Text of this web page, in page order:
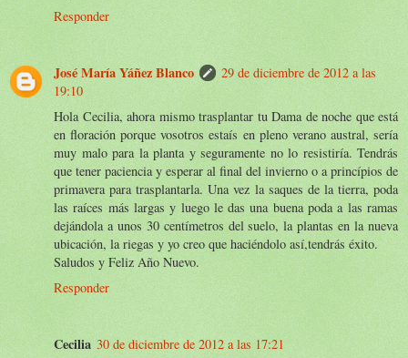
Responder
José María Yáñez Blanco
29 de diciembre de 2012 a las
19:10
Hola Cecilia, ahora mismo trasplantar tu Dama de noche que está
en floración porque vosotros estaís en pleno verano austral, sería
muy malo para la planta y seguramente no lo resistiría. Tendrás
que tener paciencia y esperar al final del invierno o a princípios de
primavera para trasplantarla. Una vez la saques de la tierra, poda
las raíces más largas y luego le das una buena poda a las ramas
dejándola a unos 30 centímetros del suelo, la plantas en la nueva
ubicación, la riegas y yo creo que haciéndolo así,tendrás éxito.
Saludos y Feliz Año Nuevo.
Responder
Cecilia 30 de diciembre de 2012 a las 17:21